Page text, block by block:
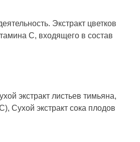
Экстракт цветков
C, входящего в состав
экстракт листьев тимьяна,
Сухой экстракт сока плодов